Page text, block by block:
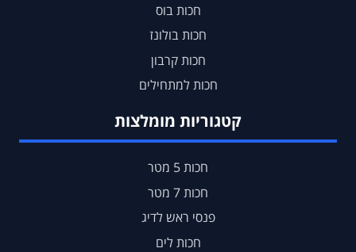
חכות בוס
חכות בולונז
חכות קרבון
חכות למתחילים
קטגוריות מומלצות
חכות 5 מטר
חכות 7 מטר
פנסי ראש לדיג
חכות לים